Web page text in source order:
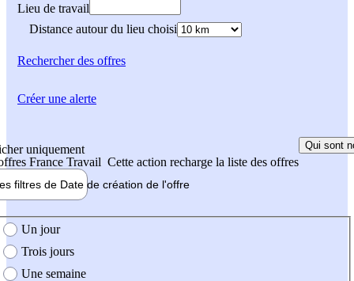
Lieu de travail
Distance autour du lieu choisi
Rechercherdes offres
uniquement
France Travail Cette action recharge la liste des offres
Qui sont
filtres de Date de création de l'offre
création de l'offre
Un jour
Trois jours
Une semaine
Créer une alerte